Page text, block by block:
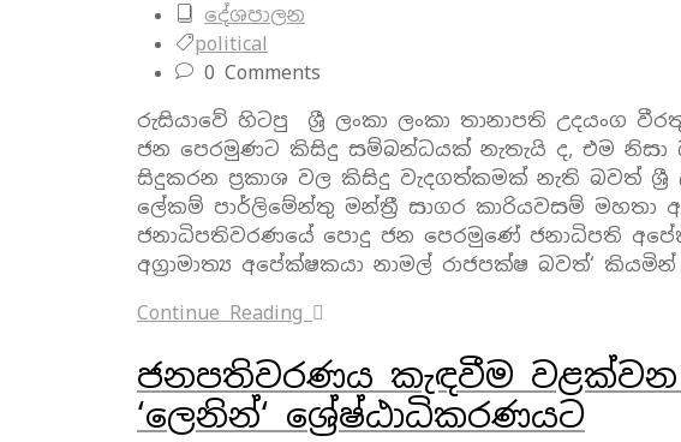
දේශපාලන
political
0 Comments
රුසියාවේ හිටපු ශ්‍රී ලංකා ලංකා තානාපති උදයංග
ජන පෙරමුණට කිසිදු සම්බන්ධයක් නැතැයි ද, එම
සිදුකරන ප්‍රකාශ වල කිසිදු වැදගත්කමක් නැති බවත්
ලේකම් පාර්ලිමේන්තු මන්ත්‍රී සාගර කාරියවසම් මහතා
ජනාධිපතිවරණයේ පොදු ජන පෙරමුණේ ජනාධිපති
අග්‍රාමාත්‍ය අපේක්ෂකයා නාමල් රාජපක්ෂ බවත්‘
Continue Reading
ජනපතිවරණය කැඳවීම වළක්වන
‘ලෙනින්‘ ශ්‍රේෂ්ඨාධිකරණයට